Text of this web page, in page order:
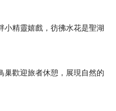
小精靈嬉戲，彷彿水花是聖湖
巢歡迎旅者休憩，展現自然的